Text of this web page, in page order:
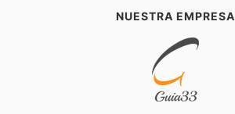
NUESTRA EMPRESA